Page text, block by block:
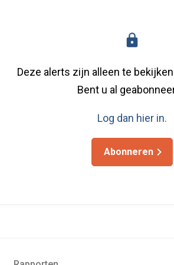
Deze alerts zijn alleen te
Bent u al
Log dan hier in.
Abonneren